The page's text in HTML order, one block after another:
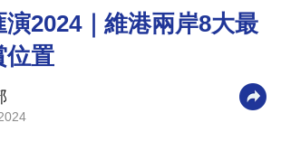
演2024｜維港兩岸8大最
位置